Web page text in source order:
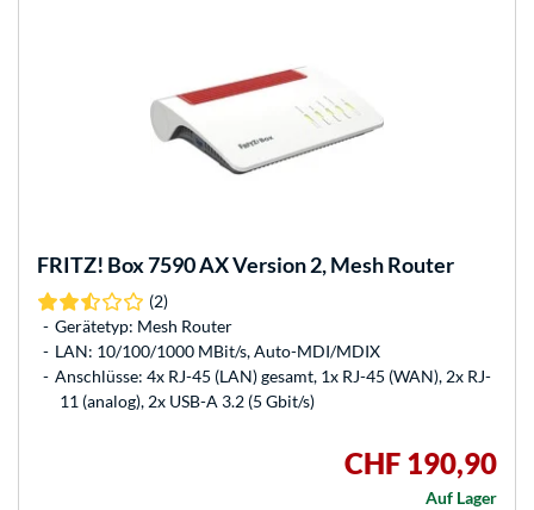
FRITZ! Box 7590 AX Version 2, Mesh Router
(2)
Gerätetyp: Mesh Router
LAN: 10/100/1000 MBit/s, Auto-MDI/MDIX
Anschlüsse: 4x RJ-45 (LAN) gesamt, 1x RJ-45 (WAN), 2x RJ-
11 (analog), 2x USB-A 3.2 (5 Gbit/s)
CHF 190,90
Auf Lager